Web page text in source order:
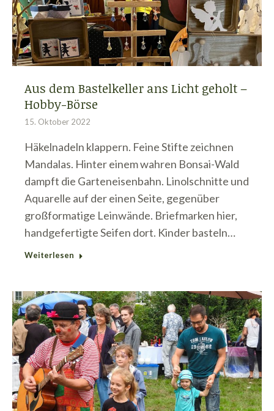
Aus dem Bastelkeller ans Licht geholt –
Hobby-Börse
15. Oktober 2022
Häkelnadeln klappern. Feine Stifte zeichnen
Mandalas. Hinter einem wahren Bonsai-Wald
dampft die Garteneisenbahn. Linolschnitte und
Aquarelle auf der einen Seite, gegenüber
großformatige Leinwände. Briefmarken hier,
handgefertigte Seifen dort. Kinder basteln…
Weiterlesen